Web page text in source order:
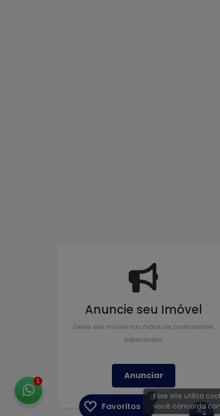
Anuncie seu Imóvel
Deixe seu imóvel nas mãos de profissionais
experientes.
Anunciar
1
Favoritos
0Esse site utiliza
você concorda